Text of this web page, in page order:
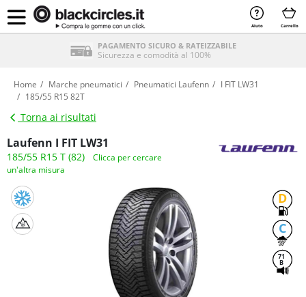
Aiuto Carrello
PAGAMENTO SICURO & RATEIZZABILE
Sicurezza e comodità al 100%
Home Marche pneumatici Pneumatici Laufenn
I FIT LW31
185/55 R15 82T
Torna ai risultati
Laufenn I FIT LW31
185/55 R15 T (82)
Clicca per cercare
un'altra misura
D
C
71
B